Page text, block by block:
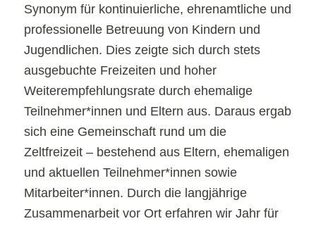
Synonym für kontinuierliche, ehrenamtliche und
professionelle Betreuung von Kindern und
Jugendlichen. Dies zeigte sich durch stets
ausgebuchte Freizeiten und hoher
Weiterempfehlungsrate durch ehemalige
Teilnehmer*innen und Eltern aus. Daraus ergab
sich eine Gemeinschaft rund um die
Zeltfreizeit – bestehend aus Eltern, ehemaligen
und aktuellen Teilnehmer*innen sowie
Mitarbeiter*innen. Durch die langjährige
Zusammenarbeit vor Ort erfahren wir Jahr für